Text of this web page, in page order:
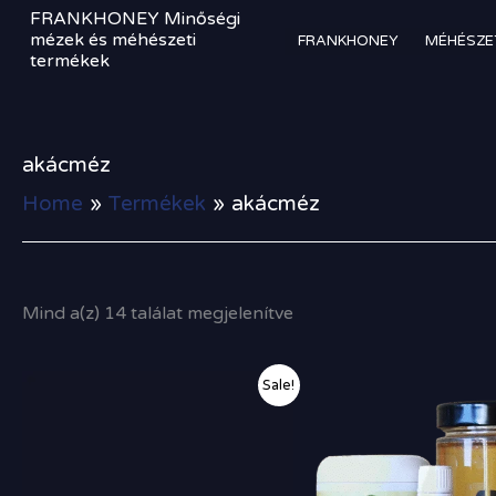
Skip
content
FRANKHONEY Minőségi
mézek és méhészeti
termékek
FRANKHONEY
akácméz
Home
Termékek akácméz
Mind a(z) 14 találat megjelenítve
price:
Sale!
Current
price
price
12
090,00 Ft.